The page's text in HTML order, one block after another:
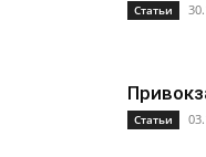
Статьи
Статьи